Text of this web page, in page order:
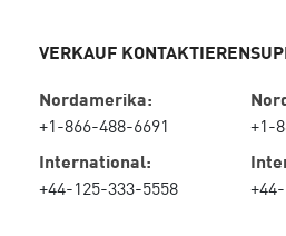
VERKAUF KONTAKTIEREN
Nordamerika:
+1-866-488-6691
International:
+44-125-333-5558
+1-